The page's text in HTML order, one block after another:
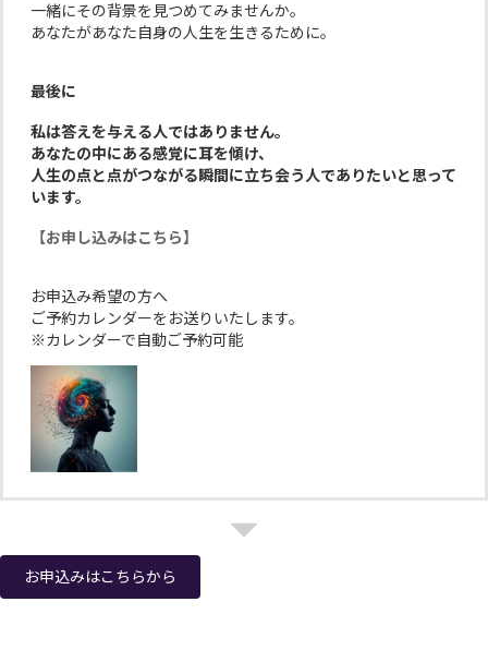
一緒にその背景を見つめてみませんか。
あなたがあなた自身の人生を生きるために。
最後に
私は答えを与える人ではありません。
あなたの中にある感覚に耳を傾け、
人生の点と点がつながる瞬間に立ち会う人でありたいと思って
います。
【お申し込みはこちら】
お申込み希望の方へ
ご予約カレンダーをお送りいたします。
※カレンダーで自動ご予約可能
お申込みはこちらから